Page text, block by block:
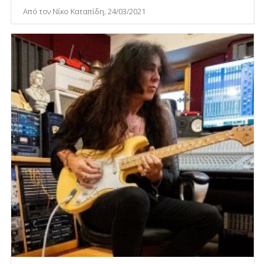
Από τον Νίκο Καταπίδη, 24/03/2021